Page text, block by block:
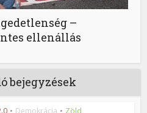
–
ellenállás
bejegyzések
• Demokrácia • Zöld